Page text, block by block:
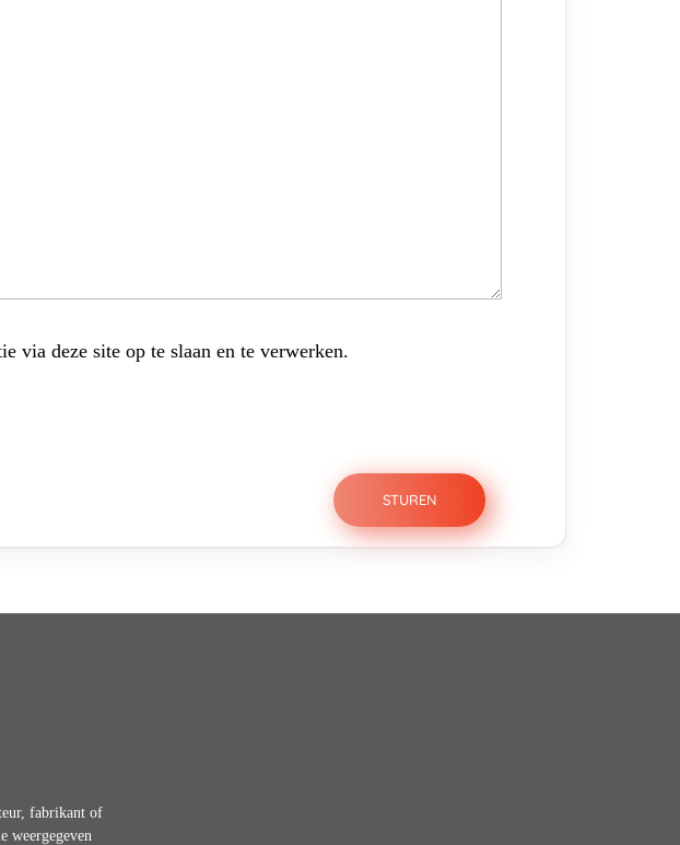
via deze site op te slaan en te verwerken.
fabrikant of
weergegeven